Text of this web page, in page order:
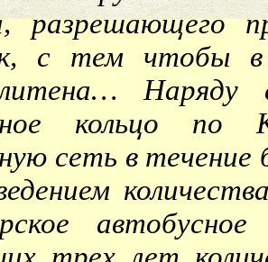
разрешающего
с тем чтобы
Наряду
кольцо по
сеть в течение